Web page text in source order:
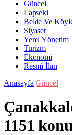
Güncel
Lapseki
Belde Ve
Siyaset
Yerel Yönetim
Turizm
Ekonomi
Resmî İlan
Anasayfa Güncel
1151